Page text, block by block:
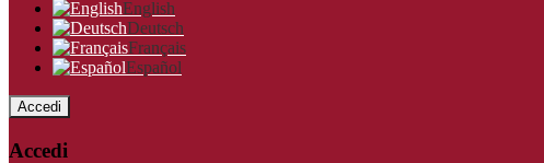
English
Deutsch
Français
Español
Accedi
Accedi